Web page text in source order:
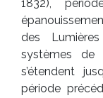
1832),
des
systèmes de
s’étendent
période